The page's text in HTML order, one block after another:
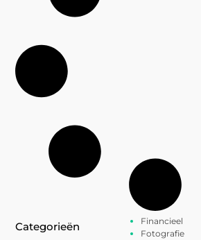
Categorieën
Financieel
Fotografie